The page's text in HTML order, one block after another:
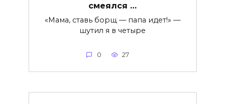
смеялся …
«Мама, ставь борщ — папа идет!» —
шутил я в четыре
0 27